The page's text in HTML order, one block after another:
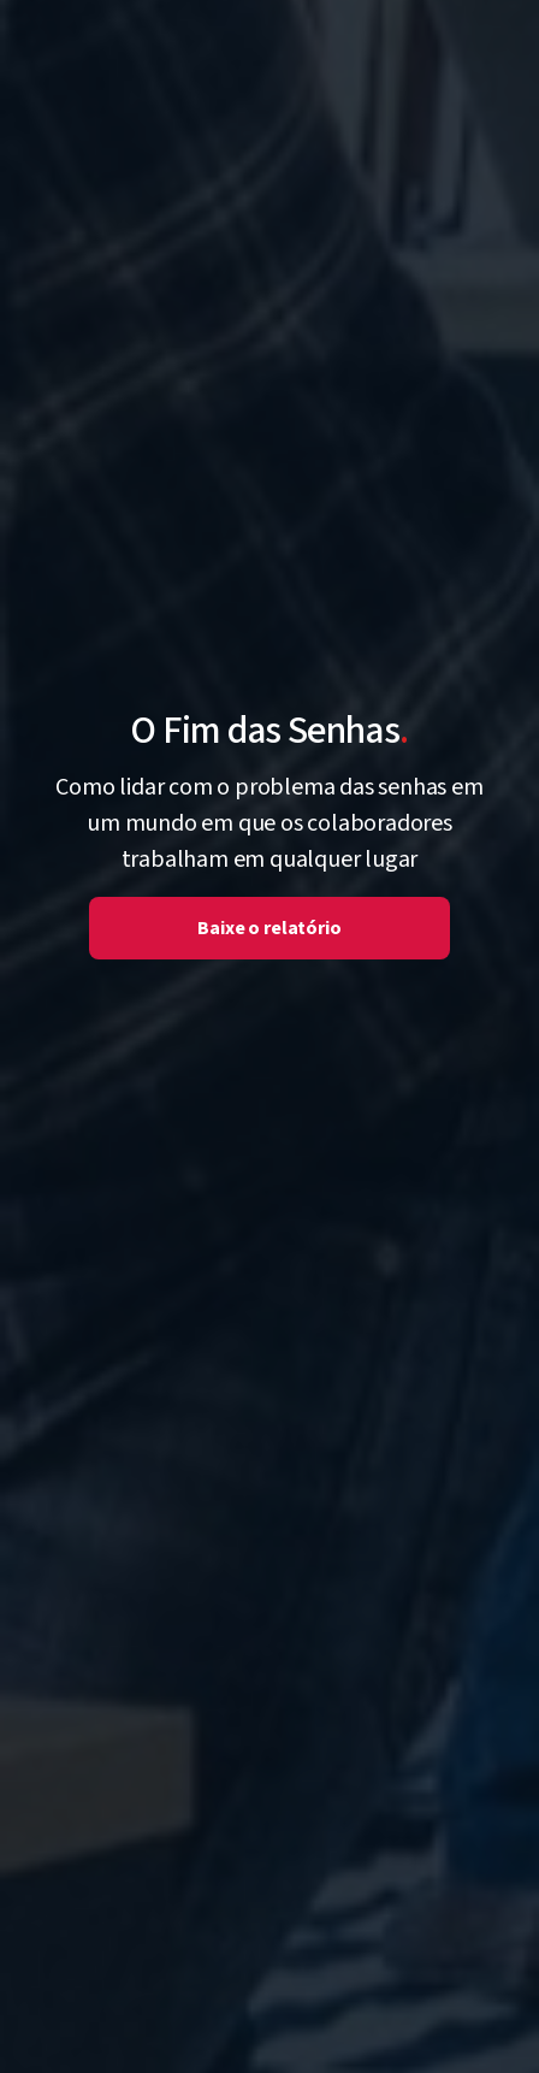
O Fim das Senhas.
Como lidar com o problema das senhas em
um mundo em que os colaboradores
trabalham em qualquer lugar
Baixe o relatório